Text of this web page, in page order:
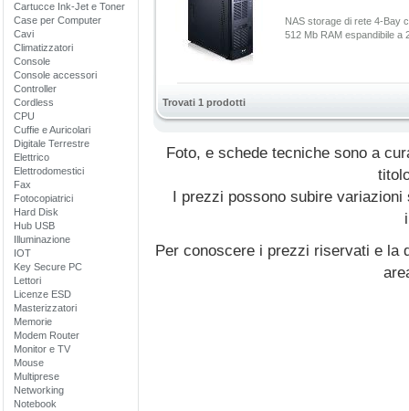
Cartucce Ink-Jet e Toner
Case per Computer
Cavi
Climatizzatori
Console
Console accessori
Controller
Cordless
CPU
Cuffie e Auricolari
Digitale Terrestre
Elettrico
Elettrodomestici
Fax
Fotocopiatrici
Hard Disk
Hub USB
Illuminazione
IOT
Key Secure PC
Lettori
Licenze ESD
Masterizzatori
Memorie
Modem Router
Monitor e TV
Mouse
Multiprese
Networking
Notebook
NAS storage di rete 4-Bay
512 Mb RAM espandibile a
Trovati 1 prodotti
Foto, e schede tecniche sono a
I prezzi possono subire
Per conoscere i prezzi riservati e la